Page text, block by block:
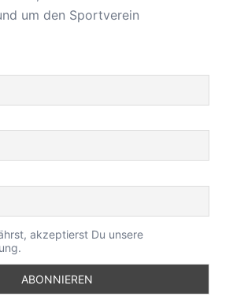
um den Sportverein
akzeptierst Du unsere